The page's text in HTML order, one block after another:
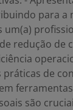
para a
um(a)
redução de
de
são